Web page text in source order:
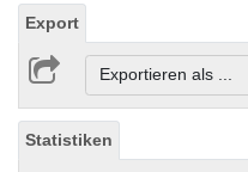
Export
Exportieren als ...
Statistiken